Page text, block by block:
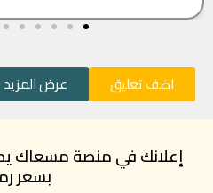
اضف تعليق عرض المزيد
إعلانك في منصة مسعاك
بسعر